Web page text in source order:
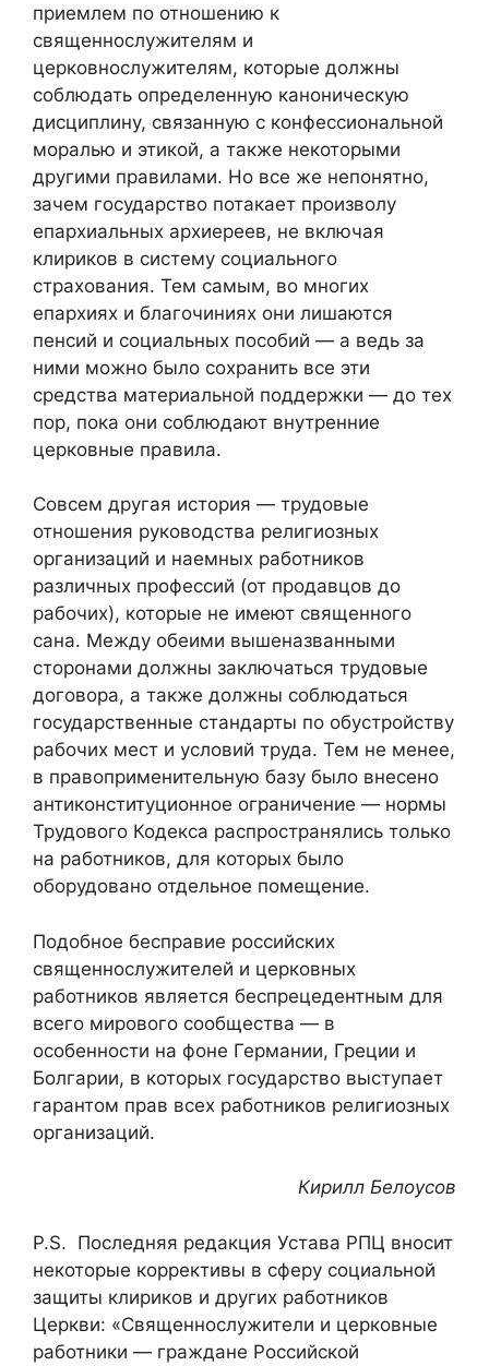
приемлем по отношению к
священнослужителям и
церковнослужителям, которые должны
соблюдать определенную каноническую
дисциплину, связанную с конфессиональной
моралью и этикой, а также некоторыми
другими правилами. Но все же непонятно,
зачем государство потакает произволу
епархиальных архиереев, не включая
клириков в систему социального
страхования. Тем самым, во многих
епархиях и благочиниях они лишаются
пенсий и социальных пособий — а ведь за
ними можно было сохранить все эти
средства материальной поддержки — до тех
пор, пока они соблюдают внутренние
церковные правила.
Совсем другая история — трудовые
отношения руководства религиозных
организаций и наемных работников
различных профессий (от продавцов до
рабочих), которые не имеют священного
сана. Между обеими вышеназванными
сторонами должны заключаться трудовые
договора, а также должны соблюдаться
государственные стандарты по обустройству
рабочих мест и условий труда. Тем не менее,
в правоприменительную базу было внесено
антиконституционное ограничение — нормы
Трудового Кодекса распространялись только
на работников, для которых было
оборудовано отдельное помещение.
Подобное бесправие российских
священнослужителей и церковных
работников является беспрецедентным для
всего мирового сообщества — в
особенности на фоне Германии, Греции и
Болгарии, в которых государство выступает
гарантом прав всех работников религиозных
организаций.
Кирилл Белоусов
P.S. Последняя редакция Устава РПЦ вносит
некоторые коррективы в сферу социальной
защиты клириков и других работников
Церкви: «Священнослужители и церковные
работники — граждане Российской